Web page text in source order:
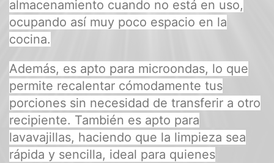
almacenamiento cuando no está en uso,
ocupando así muy poco espacio en la
cocina.
Además, es apto para microondas, lo que
permite recalentar cómodamente tus
porciones sin necesidad de transferir a otro
recipiente. También es apto para
lavavajillas, haciendo que la limpieza sea
rápida y sencilla, ideal para quienes